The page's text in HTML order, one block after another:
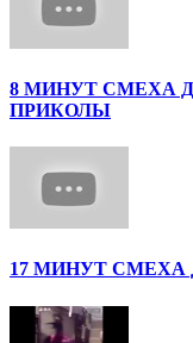
8 МИНУТ СМЕХА
ПРИКОЛЫ
17 МИНУТ СМЕХА